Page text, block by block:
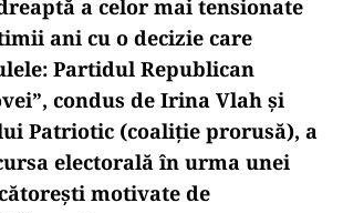
a celor mai tensionate
ani cu o decizie care
Partidul Republican
condus de Irina Vlah și
Patriotic (coaliție prorusă), a
electorală în urma unei
motivate de